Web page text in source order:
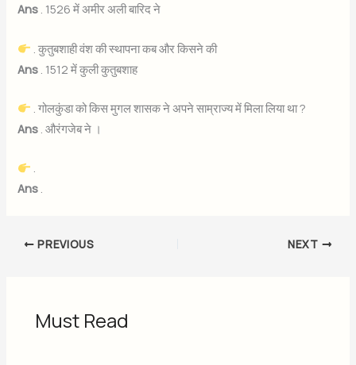
Ans . 1526 में अमीर अली बारिद ने
. कुतुबशाही वंश की स्थापना कब और किसने की
Ans . 1512 में कुली कुतुबशाह
. गोलकुंडा को किस मुगल शासक ने अपने साम्राज्य में मिला लिया था ?
Ans . औरंगजेब ने ।
.
Ans .
PREVIOUS NEXT
Must Read